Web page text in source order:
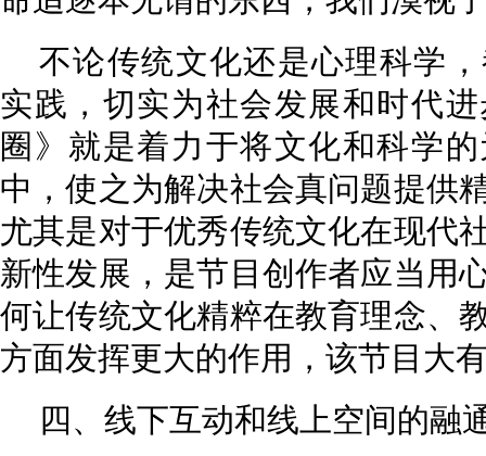
不论传统文化还是心理科学
实践，切实为社会发展和时代
圈》就是着力于将文化和科学
中，使之为解决社会真问题提供
尤其是对于优秀传统文化在现代
新性发展，是节目创作者应当用
何让传统文化精粹在教育理念、
方面发挥更大的作用，该节目大
四、线下互动和线上空间的融